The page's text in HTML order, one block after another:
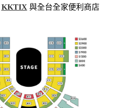
KKTIX 與全台全家便利商店